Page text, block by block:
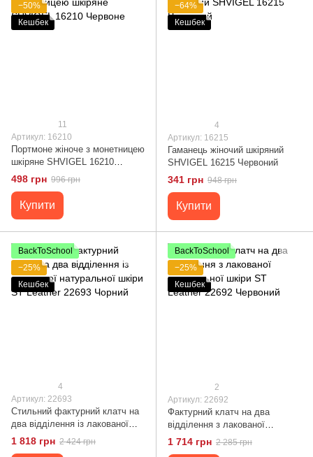
−50%
Кешбек
11
Артикул: 16210
Портмоне жіноче з монетницею
шкіряне SHVIGEL 16210
Червоне
498 грн 996 грн
Купити
−64%
Кешбек
4
Артикул: 16215
Гаманець жіночий шкіряний
SHVIGEL 16215 Червоний
341 грн 948 грн
Купити
BackToSchool
−25%
Кешбек
4
Артикул: 22693
Стильний фактурний клатч на
два відділення із лакованої
натуральної шкіри ST Leather
22693 Чорний
1 818 грн 2 424 грн
BackToSchool
−25%
Кешбек
2
Артикул: 22692
Фактурний клатч на два
відділення з лакованої
натуральної шкіри ST Leather
22692 Червоний
1 714 грн 2 285 грн